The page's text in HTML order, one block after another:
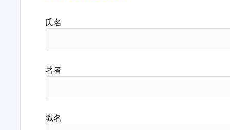
氏名
著者
職名